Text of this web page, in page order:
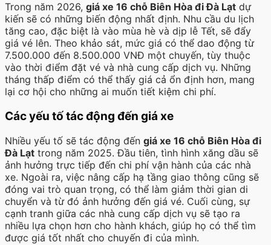
Trong năm 2026, giá xe 16 chỗ Biên Hòa đi Đà Lạt dự
kiến sẽ có những biến động nhất định. Nhu cầu du lịch
tăng cao, đặc biệt là vào mùa hè và dịp lễ Tết, sẽ đẩy
giá vé lên. Theo khảo sát, mức giá có thể dao động từ
7.500.000 đến 8.500.000 VNĐ một chuyến, tùy thuộc
vào thời điểm đặt vé và nhà cung cấp dịch vụ. Những
tháng thấp điểm có thể thấy giá cả ổn định hơn, mang
lại cơ hội cho những ai muốn tiết kiệm chi phí.
Các yếu tố tác động đến giá xe
Nhiều yếu tố sẽ tác động đến giá xe 16 chỗ Biên Hòa đi
Đà Lạt trong năm 2025. Đầu tiên, tình hình xăng dầu sẽ
ảnh hưởng trực tiếp đến chi phí vận hành của các nhà
xe. Ngoài ra, việc nâng cấp hạ tầng giao thông cũng sẽ
đóng vai trò quan trọng, có thể làm giảm thời gian di
chuyển và từ đó ảnh hưởng đến giá vé. Cuối cùng, sự
cạnh tranh giữa các nhà cung cấp dịch vụ sẽ tạo ra
nhiều lựa chọn hơn cho hành khách, giúp họ có thể tìm
được giá tốt nhất cho chuyến đi của mình.